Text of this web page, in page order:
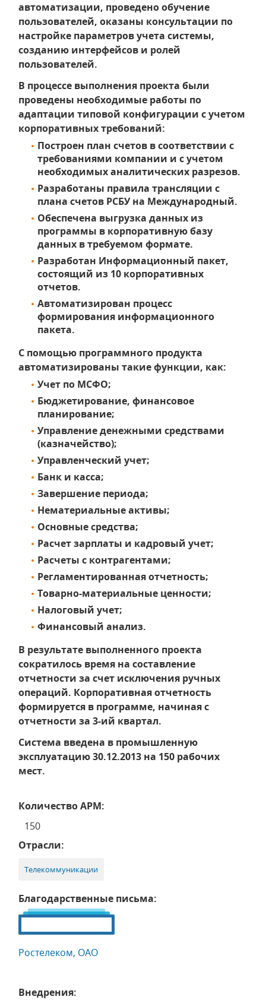
автоматизации, проведено обучение
пользователей, оказаны консультации по
настройке параметров учета системы,
созданию интерфейсов и ролей
пользователей.
В процессе выполнения проекта были
проведены необходимые работы по
адаптации типовой конфигурации с учетом
корпоративных требований:
Построен план счетов в соответствии с
требованиями компании и с учетом
необходимых аналитических разрезов.
Разработаны правила трансляции с
плана счетов РСБУ на Международный.
Обеспечена выгрузка данных из
программы в корпоративную базу
данных в требуемом формате.
Разработан Информационный пакет,
состоящий из 10 корпоративных
отчетов.
Автоматизирован процесс
формирования информационного
пакета.
С помощью программного продукта
автоматизированы такие функции, как:
Учет по МСФО;
Бюджетирование, финансовое
планирование;
Управление денежными средствами
(казначейство);
Управленческий учет;
Банк и касса;
Завершение периода;
Нематериальные активы;
Основные средства;
Расчет зарплаты и кадровый учет;
Расчеты с контрагентами;
Регламентированная отчетность;
Товарно-материальные ценности;
Налоговый учет;
Финансовый анализ.
В результате выполненного проекта
сократилось время на составление
отчетности за счет исключения ручных
операций. Корпоративная отчетность
формируется в программе, начиная с
отчетности за 3-ий квартал.
Система введена в промышленную
эксплуатацию 30.12.2013 на 150 рабочих
мест.
Количество АРМ:
150
Отрасли:
Телекоммуникации
Благодарственные письма:
Ростелеком, ОАО
Внедрения: